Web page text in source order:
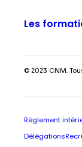
Les
© 2023 CNM.
Règlement
Délégations